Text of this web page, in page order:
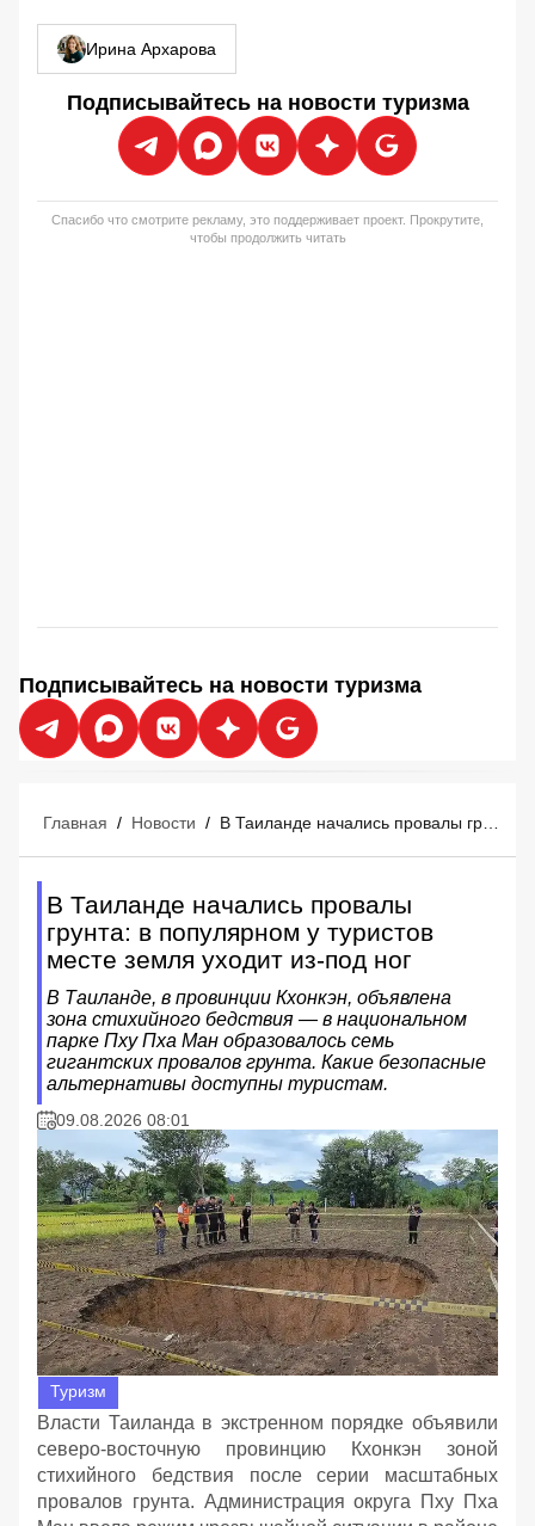
Ирина Архарова
Подписывайтесь на новости туризма
Спасибо что смотрите рекламу, это поддерживает проект. Прокрутите,
чтобы продолжить читать
Подписывайтесь на новости туризма
Главная / Новости /
В Таиланде начались провалы
грунта: в популярном у туристов
месте земля уходит из-под ног
В Таиланде, в провинции Кхонкэн, объявлена
зона стихийного бедствия — в национальном
парке Пху Пха Ман образовалось семь
гигантских провалов грунта. Какие безопасные
альтернативы доступны туристам.
09.08.2026 08:01
Туризм
Власти Таиланда в экстренном порядке объявили
северо-восточную провинцию Кхонкэн зоной
стихийного бедствия после серии масштабных
провалов грунта. Администрация округа Пху Пха